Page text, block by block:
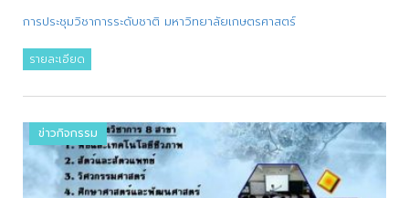
การประชุมวิชาการระดับชาติ มหาวิทยาลัยเกษตรศาสตร์
รายละเอียด
ข่าวกิจกรรม